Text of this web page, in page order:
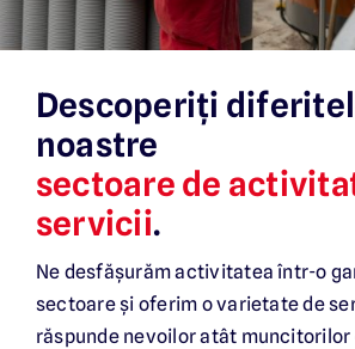
Descoperiți
noastre
sectoare de
servicii.
Ne desfășurăm activitatea într-o
sectoare și oferim o varietate de
răspunde nevoilor atât